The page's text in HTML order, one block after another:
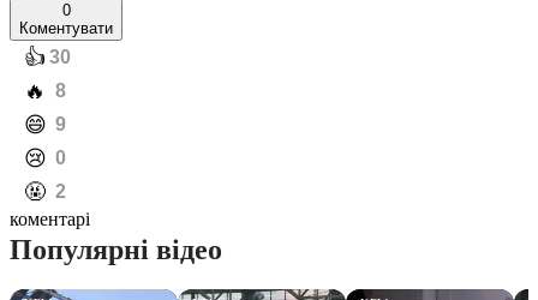
0
Коментувати
️👍 30
️🔥 8
️😄 9
️😢 0
️🤬 2
коментарі